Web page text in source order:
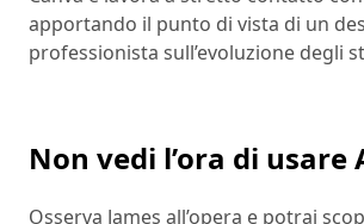
apportando il punto di vista di un
professionista sull’evoluzione degli
Non vedi l’ora di
Osserva James all’opera e potrai